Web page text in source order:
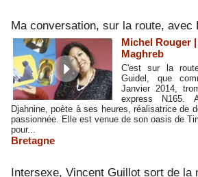
Ma conversation, sur la route, avec
Michel Rouger |
Maghreb
C'est sur la
Guidel, que
Janvier 2014,
express N165.
Djahnine, poète à ses heures, réalisatrice de
passionnée. Elle est venue de son oasis de
pour...
Bretagne
Intersexe, Vincent Guillot sort de la